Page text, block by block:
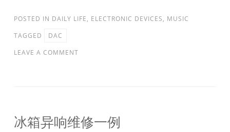
POSTED IN DAILY LIFE, ELECTRONIC DEVICES, MUSIC
TAGGED
DAC
LEAVE A COMMENT
冰箱异响维修一例